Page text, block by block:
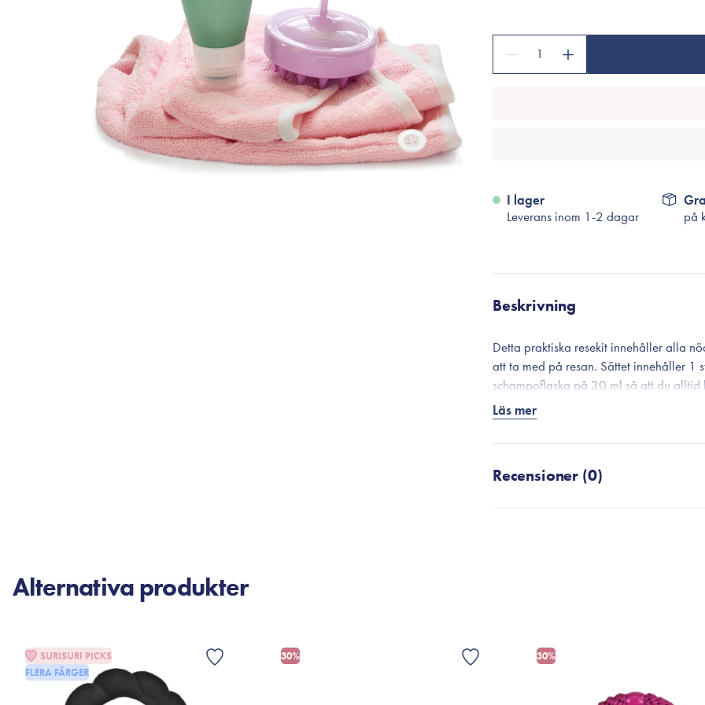
Ansiktskräm
Solskydd &
solkräm
Ansiktsmask
Läppar
Naglar
Hår
Schampo
Balsam
Treatment
Hårstyling
Sminkborstar
Necessärer
Håraccessoarer
1
I lager
Leverans inom 1-2 dagar
på
Beskrivning
Detta praktiska resekit innehåller alla
att ta med på resan. Sättet innehåller 1
schampoflaska på 30 ml så att du
farten, och 1 st. hårbottenborste.
Läs mer
Recensioner (0)
Alternativa produkter
SURISURI PICKS
FLERA FÄRGER
30% 30%